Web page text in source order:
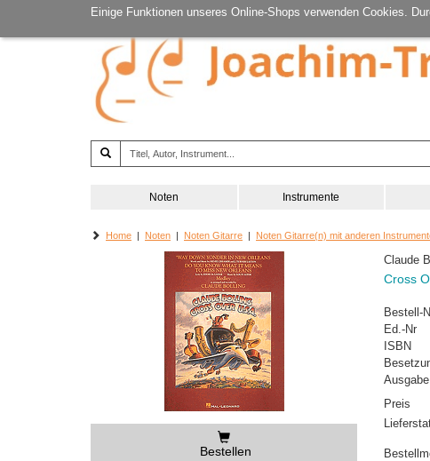
Einige Funktionen unseres Online-Shops verwenden Cookies.
Noten Instrumente
Home | Noten | Noten Gitarre | Noten Gitarre(n) mit anderen
Bestellen
Claude
Cross
Bestell-
Ed.-Nr
ISBN
Ausgabe
Preis